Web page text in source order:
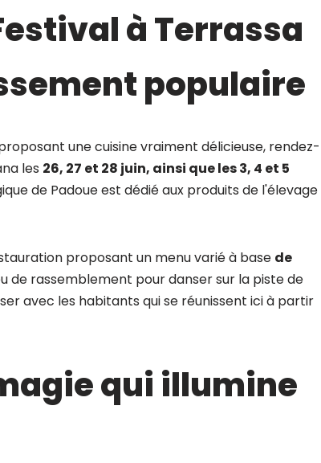
à Terrassa
populaire
une cuisine vraiment délicieuse, rendez-
les 26, 27 et 28 juin, ainsi que les 3, 4 et 5
de Padoue est dédié aux produits de l'élevage
proposant un menu varié à base de
de rassemblement pour danser sur la piste de
avec les habitants qui se réunissent ici à partir
qui illumine